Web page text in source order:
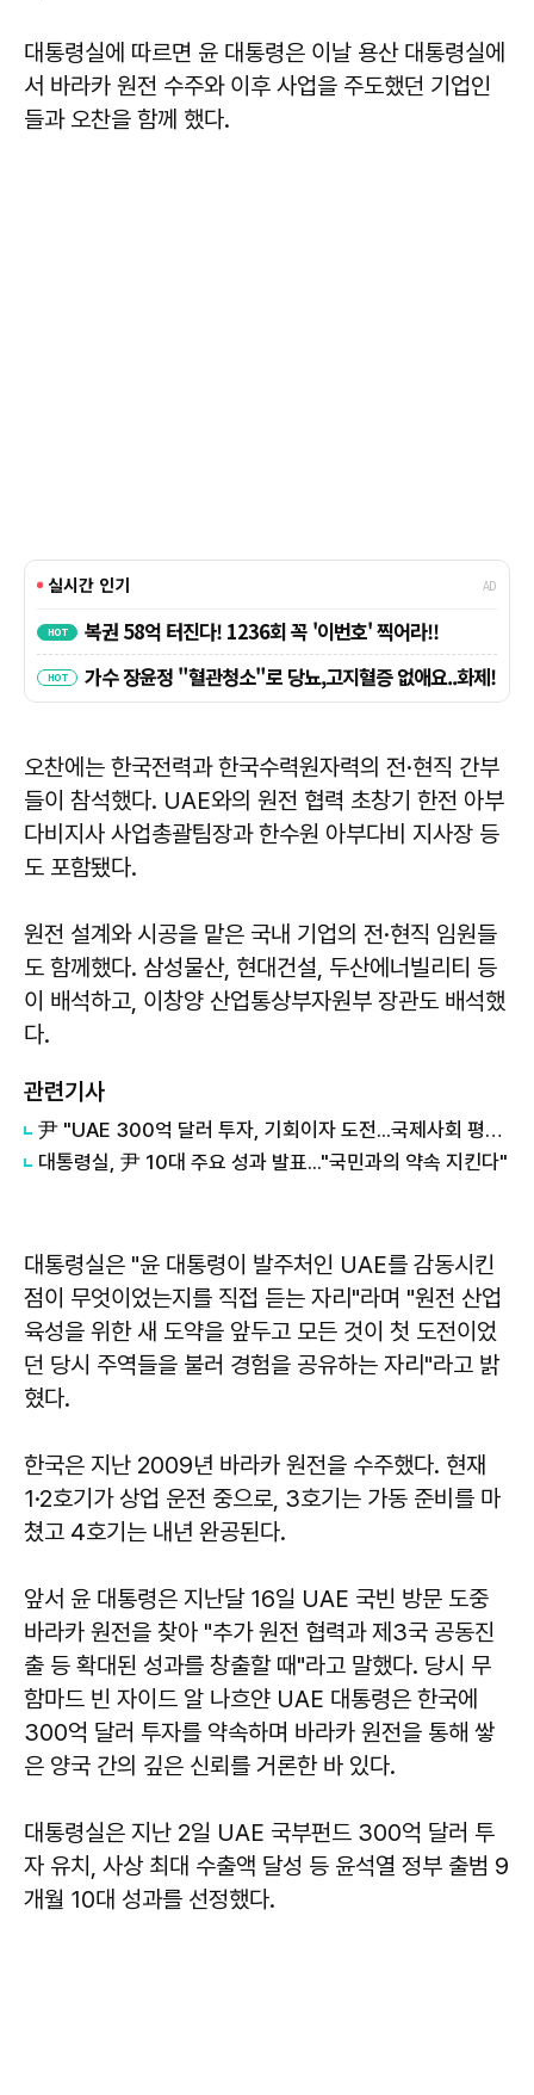
대통령실에 따르면 윤 대통령은 이날 용산 대통령실에
서 바라카 원전 수주와 이후 사업을 주도했던 기업인
들과 오찬을 함께 했다.
오찬에는 한국전력과 한국수력원자력의 전·현직 간부
들이 참석했다. UAE와의 원전 협력 초창기 한전 아부
다비지사 사업총괄팀장과 한수원 아부다비 지사장 등
도 포함됐다.
원전 설계와 시공을 맡은 국내 기업의 전·현직 임원들
도 함께했다. 삼성물산, 현대건설, 두산에너빌리티 등
이 배석하고, 이창양 산업통상부자원부 장관도 배석했
다.
관련기사
尹 "UAE 300억 달러 투자, 기회이자 도전...국제사회 평가 시금석"
대통령실, 尹 10대 주요 성과 발표..."국민과의 약속 지킨다"
대통령실은 "윤 대통령이 발주처인 UAE를 감동시킨
점이 무엇이었는지를 직접 듣는 자리"라며 "원전 산업
육성을 위한 새 도약을 앞두고 모든 것이 첫 도전이었
던 당시 주역들을 불러 경험을 공유하는 자리"라고 밝
혔다.
한국은 지난 2009년 바라카 원전을 수주했다. 현재
1·2호기가 상업 운전 중으로, 3호기는 가동 준비를 마
쳤고 4호기는 내년 완공된다.
앞서 윤 대통령은 지난달 16일 UAE 국빈 방문 도중
바라카 원전을 찾아 "추가 원전 협력과 제3국 공동진
출 등 확대된 성과를 창출할 때"라고 말했다. 당시 무
함마드 빈 자이드 알 나흐얀 UAE 대통령은 한국에
300억 달러 투자를 약속하며 바라카 원전을 통해 쌓
은 양국 간의 깊은 신뢰를 거론한 바 있다.
대통령실은 지난 2일 UAE 국부펀드 300억 달러 투
자 유치, 사상 최대 수출액 달성 등 윤석열 정부 출범 9
개월 10대 성과를 선정했다.